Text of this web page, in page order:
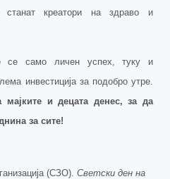
креатори на здраво и
се само личен успех, туку и
инвестиција за подобро утре.
и децата денес, за да
за сите!
(СЗО). Светски ден на